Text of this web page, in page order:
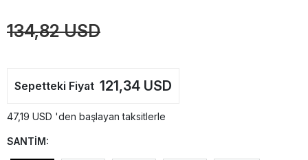
134,82 USD
Sepetteki Fiyat 121,34 USD
47,19 USD 'den başlayan taksitlerle
SANTİM: